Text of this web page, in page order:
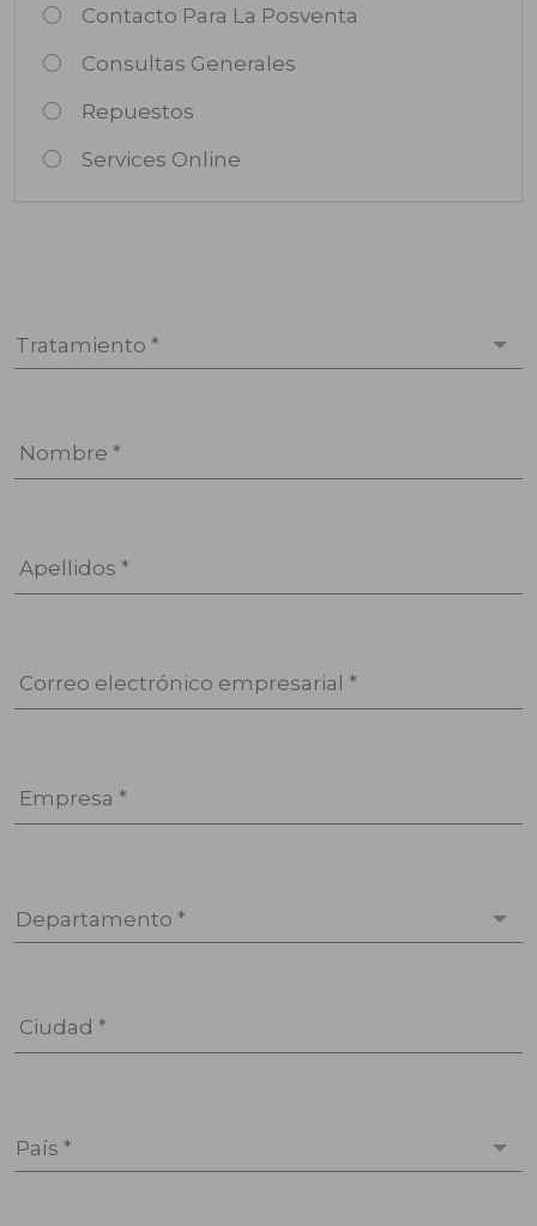
Contacto Para La Posventa
Consultas Generales
Repuestos
Services Online
Tratamiento *
Nombre *
Apellidos *
Correo electrónico empresarial *
Empresa *
Departamento *
Ciudad *
País *